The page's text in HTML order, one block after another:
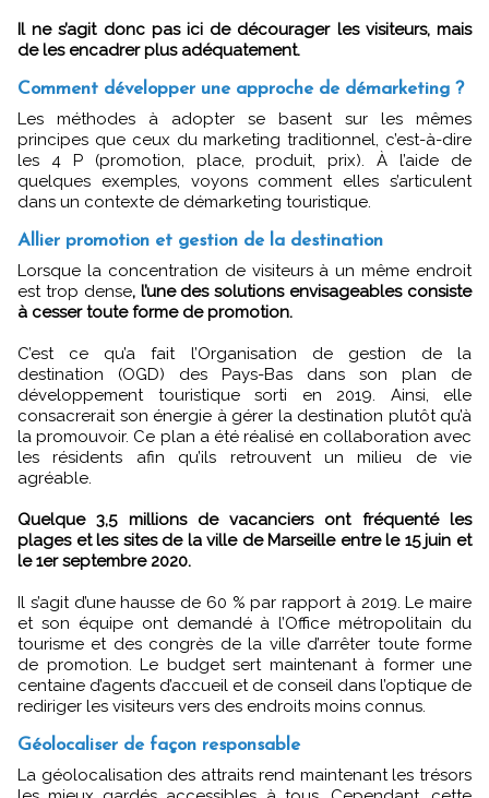
Il ne s’agit donc pas ici de décourager les visiteurs, mais
de les encadrer plus adéquatement.
Comment développer une approche de démarketing ?
Les méthodes à adopter se basent sur les mêmes
principes que ceux du marketing traditionnel, c’est-à-dire
les 4 P (promotion, place, produit, prix). À l’aide de
quelques exemples, voyons comment elles s’articulent
dans un contexte de démarketing touristique.
Allier promotion et gestion de la destination
Lorsque la concentration de visiteurs à un même endroit
est trop dense, l’une des solutions envisageables consiste
à cesser toute forme de promotion.
C’est ce qu’a fait l’Organisation de gestion de la
destination (OGD) des Pays-Bas dans son plan de
développement touristique sorti en 2019. Ainsi, elle
consacrerait son énergie à gérer la destination plutôt qu’à
la promouvoir. Ce plan a été réalisé en collaboration avec
les résidents afin qu’ils retrouvent un milieu de vie
agréable.
Quelque 3,5 millions de vacanciers ont fréquenté les
plages et les sites de la ville de Marseille entre le 15 juin et
le 1er septembre 2020.
Il s’agit d’une hausse de 60 % par rapport à 2019. Le maire
et son équipe ont demandé à l’Office métropolitain du
tourisme et des congrès de la ville d’arrêter toute forme
de promotion. Le budget sert maintenant à former une
centaine d’agents d’accueil et de conseil dans l’optique de
rediriger les visiteurs vers des endroits moins connus.
Géolocaliser de façon responsable
La géolocalisation des attraits rend maintenant les trésors